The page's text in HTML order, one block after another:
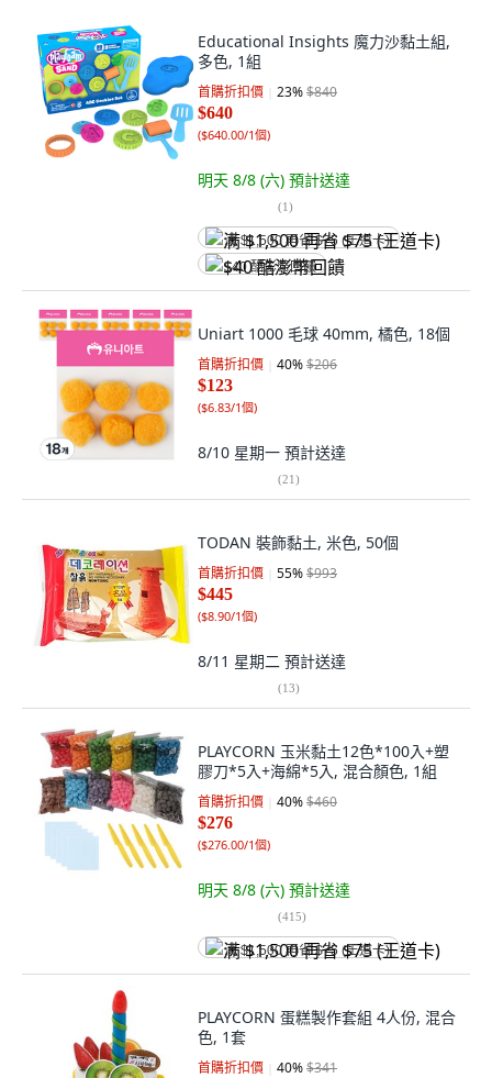
Educational Insights 魔力沙黏土組,
多色, 1組
首購折扣價 23%$840
$640
($640.00/1個)
明天 8/8 (六) 預計送達
(1)
满 $1,500 再省 $75 (王道卡)
$40 酷澎幣回饋
Uniart 1000 毛球 40mm, 橘色, 18個
首購折扣價 40%$206
$123
($6.83/1個)
8/10 星期一 預計送達
(21)
TODAN 裝飾黏土, 米色, 50個
首購折扣價 55%$993
$445
($8.90/1個)
8/11 星期二 預計送達
(13)
PLAYCORN 玉米黏土12色*100入+塑
膠刀*5入+海綿*5入, 混合顏色, 1組
首購折扣價 40%$460
$276
($276.00/1個)
明天 8/8 (六) 預計送達
(415)
满 $1,500 再省 $75 (王道卡)
PLAYCORN 蛋糕製作套組 4人份, 混合
色, 1套
首購折扣價 40%$341